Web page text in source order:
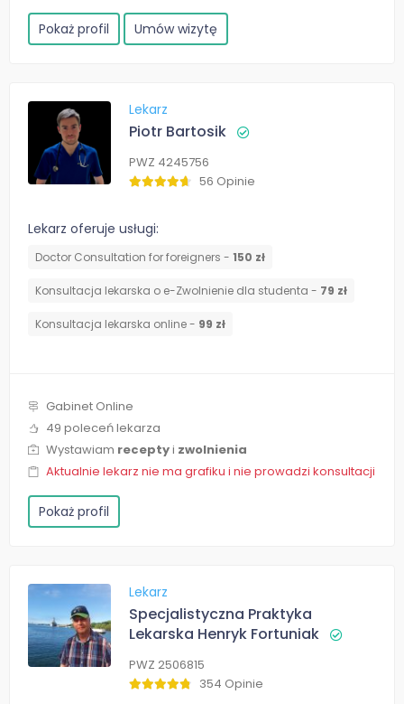
Pokaż profil Umów wizytę
Lekarz
Piotr Bartosik
PWZ 4245756
56 Opinie
Lekarz oferuje usługi:
Doctor Consultation for foreigners - 150 zł
Konsultacja lekarska o e-Zwolnienie dla studenta - 79 zł
Konsultacja lekarska online - 99 zł
Gabinet Online
49 poleceń lekarza
Wystawiam receptyi zwolnienia
Aktualnie lekarz nie ma grafiku i nie prowadzi konsultacji
Pokaż profil
Lekarz
Specjalistyczna Praktyka
Lekarska Henryk Fortuniak
PWZ 2506815
354 Opinie